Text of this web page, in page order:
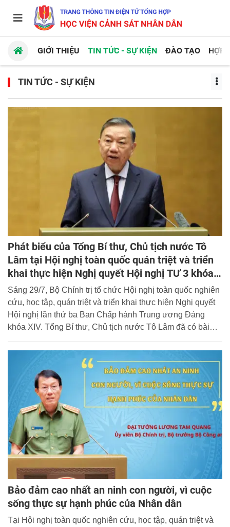
GIỚI THIỆU TIN TỨC - SỰ KIỆN ĐÀO TẠO HỢP
TIN TỨC - SỰ KIỆN
Phát biểu của Tổng Bí thư, Chủ tịch nước Tô
Lâm tại Hội nghị toàn quốc quán triệt và triển
khai thực hiện Nghị quyết Hội nghị TƯ 3 khóa
XIV
Sáng 29/7, Bộ Chính trị tổ chức Hội nghị toàn quốc nghiên
cứu, học tập, quán triệt và triển khai thực hiện Nghị quyết
Hội nghị lần thứ ba Ban Chấp hành Trung ương Đảng
khóa XIV. Tổng Bí thư, Chủ tịch nước Tô Lâm đã có bài
dân trân trọng giới thiệu toàn văn bài phát biểu của đồng
chí Tổng Bí thư, Chủ tịch nước.
Bảo đảm cao nhất an ninh con người, vì cuộc
sống thực sự hạnh phúc của Nhân dân
Tại Hội nghị toàn quốc nghiên cứu, học tập, quán triệt và